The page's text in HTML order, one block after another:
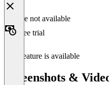
Feature not available
Free trial
This feature is available
Screenshots &